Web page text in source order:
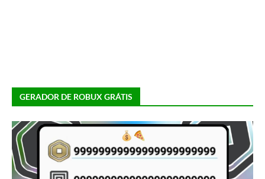
GERADOR DE ROBUX GRÁTIS